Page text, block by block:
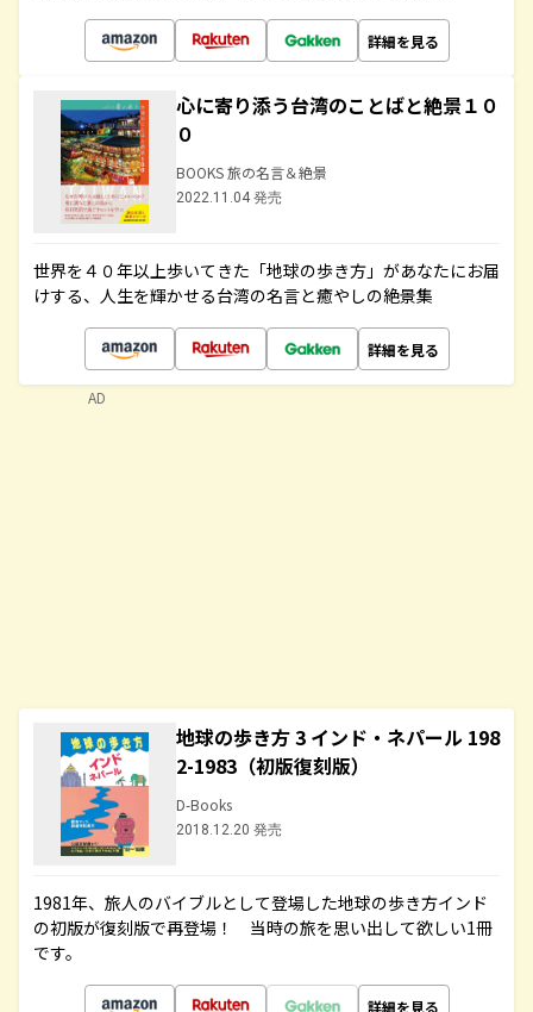
詳細を見る
心に寄り添う台湾のことばと絶景１０
０
BOOKS 旅の名言＆絶景
2022.11.04 発売
世界を４０年以上歩いてきた「地球の歩き方」があなたにお届
けする、人生を輝かせる台湾の名言と癒やしの絶景集
詳細を見る
地球の歩き方 3 インド・ネパール 198
2-1983（初版復刻版）
D-Books
2018.12.20 発売
1981年、旅人のバイブルとして登場した地球の歩き方インド
の初版が復刻版で再登場！ 当時の旅を思い出して欲しい1冊
です。
詳細を見る
AD